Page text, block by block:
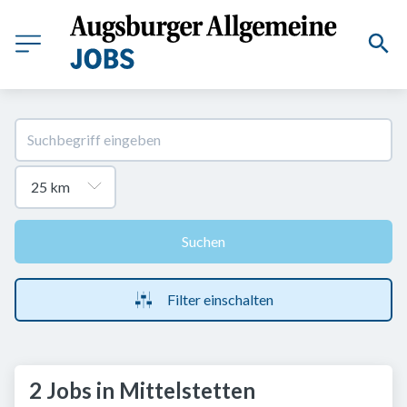
Suchen
Filter einschalten
2 Jobs in Mittelstetten